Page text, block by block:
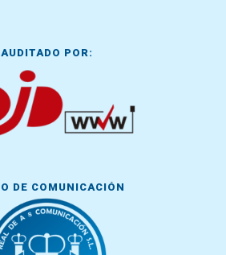
AUDITADO POR:
DE COMUNICACIÓN